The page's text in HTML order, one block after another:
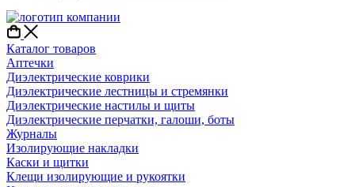
Каталог товаров
Аптечки
Диэлектрические коврики
Диэлектрические лестницы и стремянки
Диэлектрические настилы и щиты
Диэлектрические перчатки, галоши, боты
Журналы
Изолирующие накладки
Каски и щитки
Клещи изолирующие и рукоятки